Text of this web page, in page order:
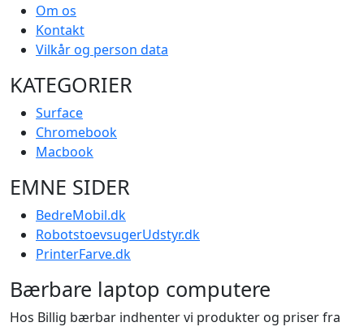
Om os
Kontakt
Vilkår og person data
KATEGORIER
Surface
Chromebook
Macbook
EMNE SIDER
BedreMobil.dk
RobotstoevsugerUdstyr.dk
PrinterFarve.dk
Bærbare laptop computere
Hos Billig bærbar indhenter vi produkter og priser fra